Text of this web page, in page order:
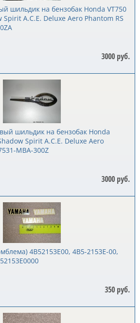
шильдик на бензобак Honda VT750
Spirit A.C.E. Deluxe Aero Phantom RS
3000 руб.
шильдик на бензобак Honda
Spirit A.C.E. Deluxe Aero
MBA-300Z
3000 руб.
4B52153E00, 4B5-2153E-00,
350 руб.